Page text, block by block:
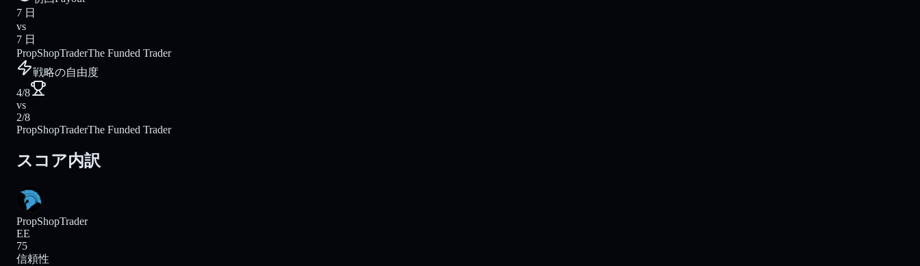
7 日
vs
7 日
PropShopTraderThe Funded Trader
戦略の自由度
4/8
vs
2/8
PropShopTraderThe Funded Trader
スコア内訳
PropShopTrader
EE
75
信頼性